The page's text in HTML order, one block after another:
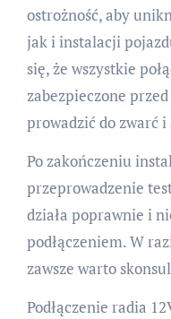
ostrożność, aby
jak i instalacji
się, że wszystkie
zabezpieczone
prowadzić do zwarć
Po zakończeniu
przeprowadzenie
działa poprawnie i
podłączeniem. W
zawsze warto
Podłączenie radia